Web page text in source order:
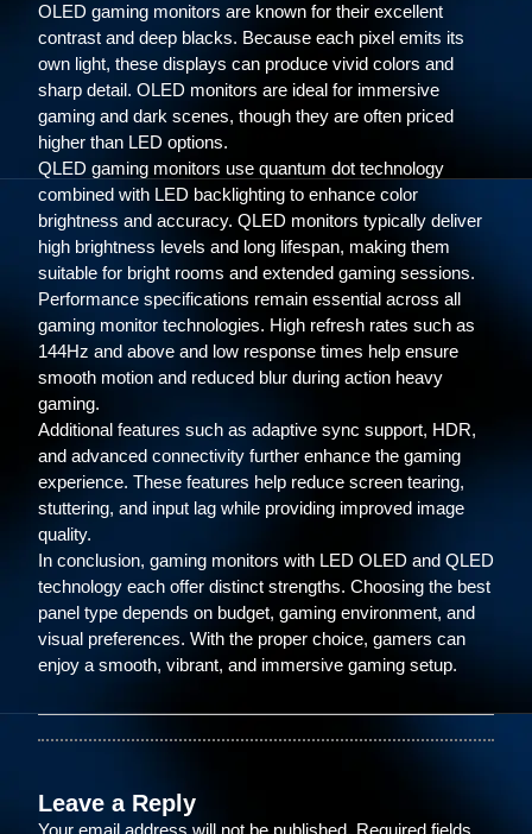
OLED gaming monitors are known for their excellent
contrast and deep blacks. Because each pixel emits its
own light, these displays can produce vivid colors and
sharp detail. OLED monitors are ideal for immersive
gaming and dark scenes, though they are often priced
higher than LED options.
QLED gaming monitors use quantum dot technology
combined with LED backlighting to enhance color
brightness and accuracy. QLED monitors typically deliver
high brightness levels and long lifespan, making them
suitable for bright rooms and extended gaming sessions.
Performance specifications remain essential across all
gaming monitor technologies. High refresh rates such as
144Hz and above and low response times help ensure
smooth motion and reduced blur during action heavy
gaming.
Additional features such as adaptive sync support, HDR,
and advanced connectivity further enhance the gaming
experience. These features help reduce screen tearing,
stuttering, and input lag while providing improved image
quality.
In conclusion, gaming monitors with LED OLED and QLED
technology each offer distinct strengths. Choosing the best
panel type depends on budget, gaming environment, and
visual preferences. With the proper choice, gamers can
enjoy a smooth, vibrant, and immersive gaming setup.
Leave a Reply
Your email address will not be published. Required fields